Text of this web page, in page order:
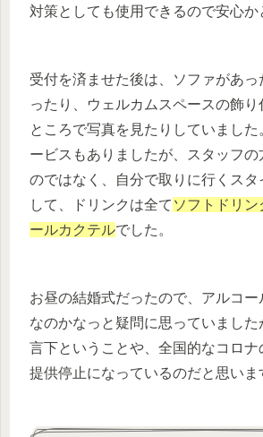
対策としても使用できるので安心か
受付を済ませた後は、ソファがあ
ったり、ウェルカムスペースの飾り
ところで写真を見たりしていまし
ービスもありましたが、スタッフの
のではなく、自分で取りに行くスタ
して、ドリンクは全て ソフトドリン
ールカクテルでした。
お昼の結婚式だったので、アルコー
なのかなっと疑問に思っていました
言下ということや、全国的なコロナ
提供停止になっているのだと思いま